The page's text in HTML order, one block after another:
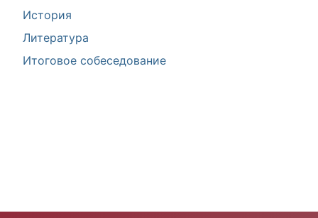
История
Литература
Итоговое собеседование